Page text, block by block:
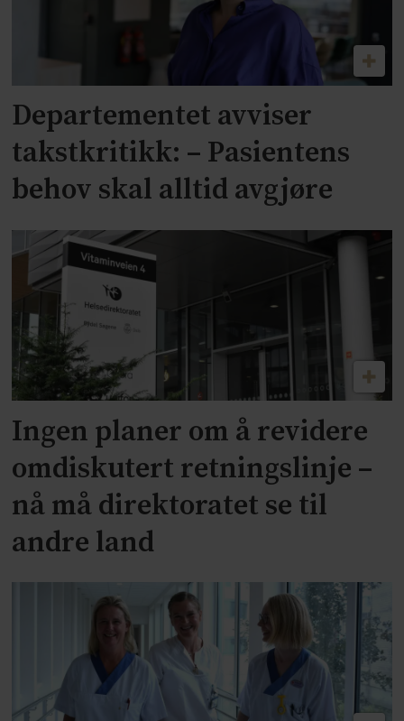
Departementet avviser
takstkritikk: – Pasientens
behov skal alltid avgjøre
Ingen planer om å revidere
omdiskutert retningslinje –
nå må direktoratet se til
andre land